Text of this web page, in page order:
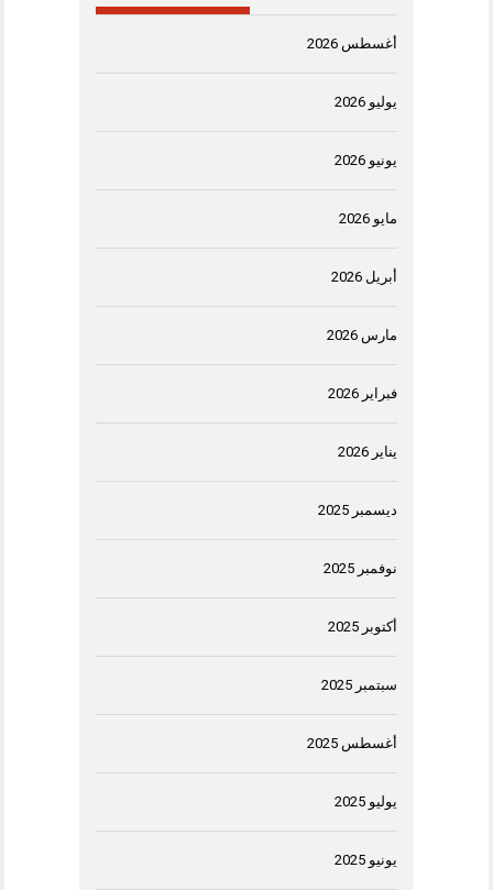
أغسطس 2026
يوليو 2026
يونيو 2026
مايو 2026
أبريل 2026
مارس 2026
فبراير 2026
يناير 2026
ديسمبر 2025
نوفمبر 2025
أكتوبر 2025
سبتمبر 2025
أغسطس 2025
يوليو 2025
يونيو 2025